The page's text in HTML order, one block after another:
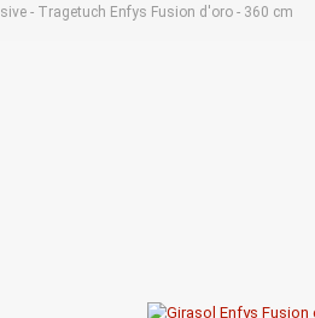
- Tragetuch Enfys Fusion d'oro - 360 cm